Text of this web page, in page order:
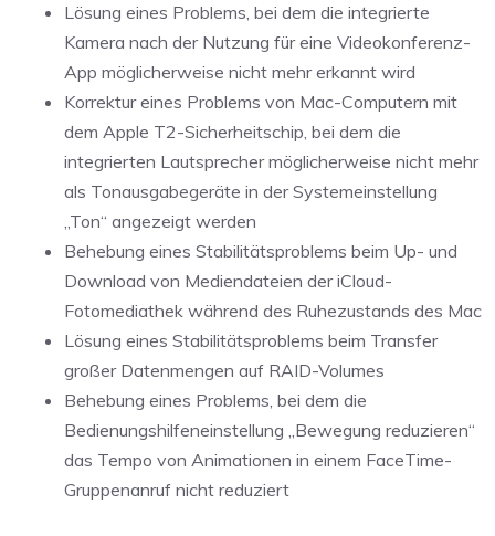
Lösung eines Problems, bei dem die integrierte
Kamera nach der Nutzung für eine Videokonferenz-
App möglicherweise nicht mehr erkannt wird
Korrektur eines Problems von Mac-Computern mit
dem Apple T2-Sicherheitschip, bei dem die
integrierten Lautsprecher möglicherweise nicht mehr
als Tonausgabegeräte in der Systemeinstellung
„Ton“ angezeigt werden
Behebung eines Stabilitätsproblems beim Up- und
Download von Mediendateien der iCloud-
Fotomediathek während des Ruhezustands des Mac
Lösung eines Stabilitätsproblems beim Transfer
großer Datenmengen auf RAID-Volumes
Behebung eines Problems, bei dem die
Bedienungshilfeneinstellung „Bewegung reduzieren“
das Tempo von Animationen in einem FaceTime-
Gruppenanruf nicht reduziert